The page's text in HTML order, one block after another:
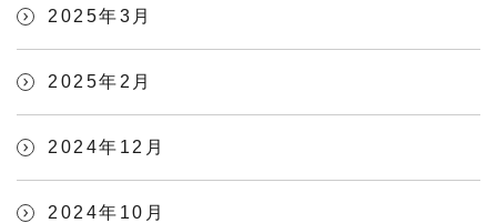
2025年3月
2025年2月
2024年12月
2024年10月